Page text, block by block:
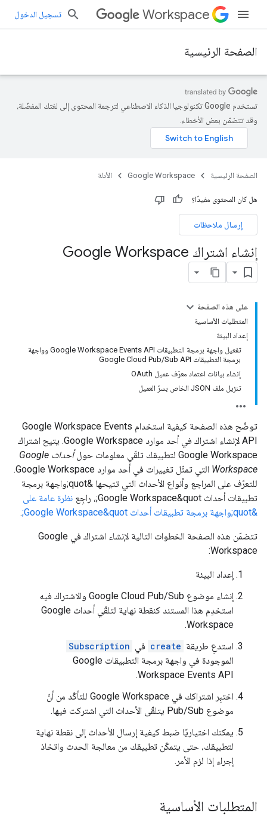
Workspace تسجيل الدخول
الصفحة الرئيسية
تستخدم Google تكنولوجيا الذكاء الاصطناعي لترجمة المحتوى إلى لغتك المفضّلة،
وقد تتضمّن بعض الأخطاء.
الصفحة الرئيسية Google Workspace الأدلة
هل كان المحتوى مفيدًا؟
إرسال ملاحظات
إنشاء اشتراك Google Workspace
على هذه الصفحة
المتطلبات الأساسية
إعداد البيئة
تفعيل واجهة برمجة التطبيقات Google Workspace Events API وواجهة
برمجة التطبيقات Google Cloud Pub/Sub API
إنشاء بيانات اعتماد معرّف عميل OAuth
تنزيل ملف JSON الخاص بسرّ العميل
توضّح هذه الصفحة كيفية استخدام Google Workspace Events
API لإنشاء اشتراك في أحد موارد Google Workspace. يتيح اشتراك
Google Workspace لتطبيقك تلقّي معلومات حول
أحداث Google
Workspace
التي تمثّل تغييرات في أحد موارد Google Workspace.
للتعرّف على المراجع وأنواع الأحداث التي تتيحها &quot;واجهة برمجة
تطبيقات أحداث Google Workspace&quot;، راجِع
نظرة عامة على
&quot;واجهة برمجة تطبيقات أحداث Google Workspace&quot;
.
تتضمّن هذه الصفحة الخطوات التالية لإنشاء اشتراك في Google
Workspace:
إعداد البيئة
إنشاء موضوع Google Cloud Pub/Sub والاشتراك فيه
استخدِم هذا المستند كنقطة نهاية لتلقّي أحداث Google
Workspace.
استدعِ طريقة create في Subscription
الموجودة في واجهة برمجة التطبيقات Google
Workspace Events API.
اختبِر اشتراكك في Google Workspace للتأكّد من أنّ
موضوع Pub/Sub يتلقّى الأحداث التي اشتركت فيها.
يمكنك اختياريًا ضبط كيفية إرسال الأحداث إلى نقطة نهاية
لتطبيقك، حتى يتمكّن تطبيقك من معالجة الحدث واتخاذ
إجراء إذا لزم الأمر.
المتطلبات الأساسية